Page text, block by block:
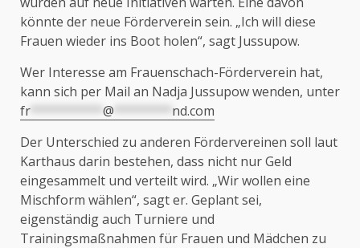
könnte der neue Förderverein sein. „Ich will diese
Frauen wieder ins Boot holen“, sagt Jussupow.
Wer Interesse am Frauenschach-Förderverein hat,
kann sich per Mail an Nadja Jussupow wenden, unter
fr
@
nd.com
Der Unterschied zu anderen Fördervereinen soll laut
Karthaus darin bestehen, dass nicht nur Geld
eingesammelt und verteilt wird. „Wir wollen eine
Mischform wählen“, sagt er. Geplant sei,
eigenständig auch Turniere und
Trainingsmaßnahmen für Frauen und Mädchen zu